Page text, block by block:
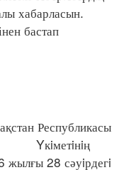
хабарласын.
бастап
Республикасы
Yкiметiнiң
жылғы 28 сәуiрдегi